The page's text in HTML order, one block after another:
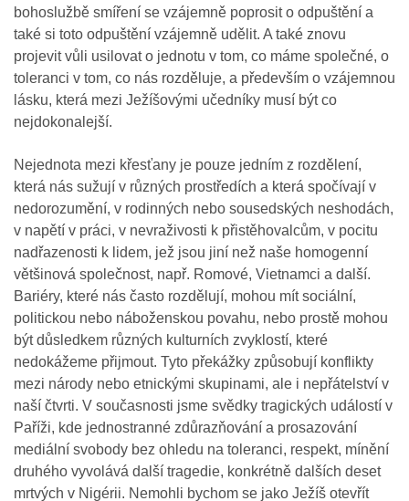
bohoslužbě smíření se vzájemně poprosit o odpuštění a
také si toto odpuštění vzájemně udělit. A také znovu
projevit vůli usilovat o jednotu v tom, co máme společné, o
toleranci v tom, co nás rozděluje, a především o vzájemnou
lásku, která mezi Ježíšovými učedníky musí být co
nejdokonalejší.
Nejednota mezi křesťany je pouze jedním z rozdělení,
která nás sužují v různých prostředích a která spočívají v
nedorozumění, v rodinných nebo sousedských neshodách,
v napětí v práci, v nevraživosti k přistěhovalcům, v pocitu
nadřazenosti k lidem, jež jsou jiní než naše homogenní
většinová společnost, např. Romové, Vietnamci a další.
Bariéry, které nás často rozdělují, mohou mít sociální,
politickou nebo náboženskou povahu, nebo prostě mohou
být důsledkem různých kulturních zvyklostí, které
nedokážeme přijmout. Tyto překážky způsobují konflikty
mezi národy nebo etnickými skupinami, ale i nepřátelství v
naší čtvrti. V současnosti jsme svědky tragických událostí v
Paříži, kde jednostranné zdůrazňování a prosazování
mediální svobody bez ohledu na toleranci, respekt, mínění
druhého vyvolává další tragedie, konkrétně dalších deset
mrtvých v Nigérii. Nemohli bychom se jako Ježíš otevřít